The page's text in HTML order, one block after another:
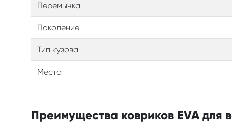
Перемычка
Поколение
Тип кузова
Места
Преимущества ковриков EVA